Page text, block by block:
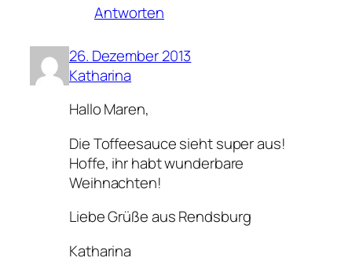
Antworten
26. Dezember 2013
Katharina
Hallo Maren,
Die Toffeesauce sieht super aus!
Hoffe, ihr habt wunderbare
Weihnachten!
Liebe Grüße aus Rendsburg
Katharina